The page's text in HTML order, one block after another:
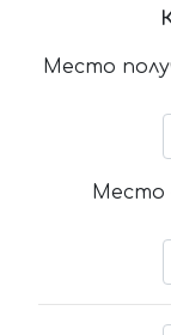
Место
Место